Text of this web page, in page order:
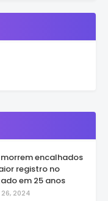
encalhados
registro no
em 25 anos
26, 2024